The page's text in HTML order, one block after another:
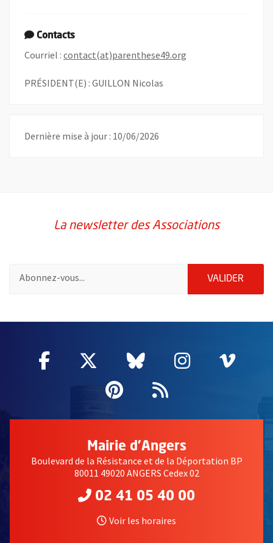
Contacts
Courriel : contact(at)parenthese49.org
PRÉSIDENT(E) : GUILLON Nicolas
Dernière mise à jour : 10/06/2026
La newsletter des Associations
VALIDER
Facebook
, Ouvre une nouvelle fenêtre
Twitter
, Ouvre une nouvelle
Bluesky
, Ouvre une
Instagram
, Ouvre
,
Pinterest
, Ouvre une
Flux RSS
Mairie d'Angers
Boulevard de la Résistance et de la Déportation BP
80011 49020 ANGERS Cedex 02
02 41 05 40 00
Voir les horaires